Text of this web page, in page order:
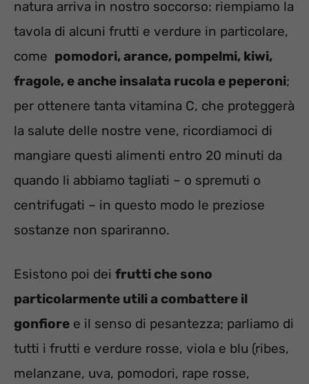
natura arriva in nostro soccorso: riempiamo la
tavola di alcuni frutti e verdure in particolare,
come pomodori, arance, pompelmi, kiwi,
fragole, e anche insalata rucola e peperoni;
per ottenere tanta vitamina C, che proteggerà
la salute delle nostre vene, ricordiamoci di
mangiare questi alimenti entro 20 minuti da
quando li abbiamo tagliati – o spremuti o
centrifugati – in questo modo le preziose
sostanze non spariranno.
Esistono poi dei frutti che sono
particolarmente utili a combattere il
gonfiore e il senso di pesantezza; parliamo di
tutti i frutti e verdure rosse, viola e blu (ribes,
melanzane, uva, pomodori, rape rosse,